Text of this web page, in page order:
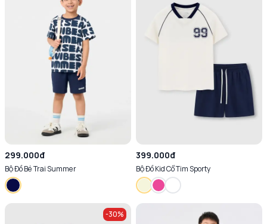
299.000đ
Bộ Đồ Bé Trai Summer
399.000đ
Bộ Đồ Kid Cổ Tim Sporty
-30%